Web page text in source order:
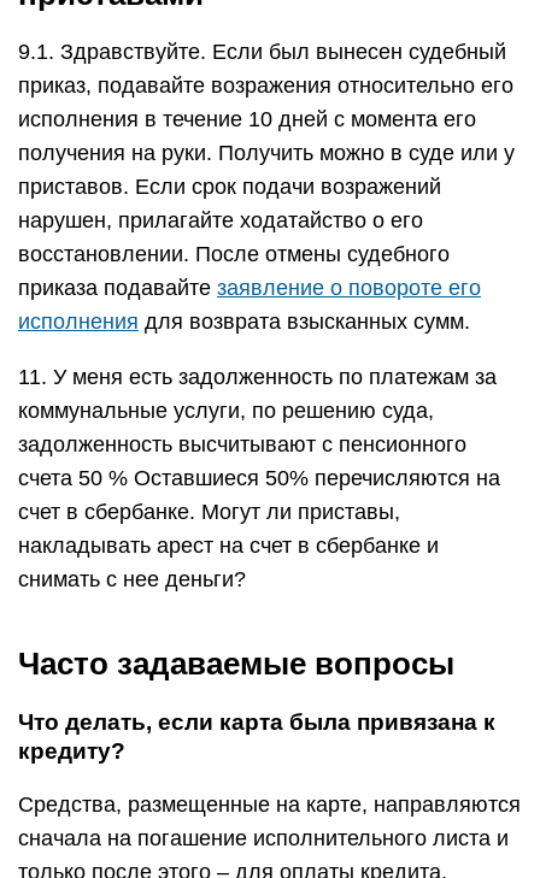
9.1. Здравствуйте. Если был вынесен судебный
приказ, подавайте возражения относительно его
исполнения в течение 10 дней с момента его
получения на руки. Получить можно в суде или у
приставов. Если срок подачи возражений
нарушен, прилагайте ходатайство о его
восстановлении. После отмены судебного
приказа подавайте заявление о повороте его
исполнения для возврата взысканных сумм.
11. У меня есть задолженность по платежам за
коммунальные услуги, по решению суда,
задолженность высчитывают с пенсионного
счета 50 % Оставшиеся 50% перечисляются на
счет в сбербанке. Могут ли приставы,
накладывать арест на счет в сбербанке и
снимать с нее деньги?
Часто задаваемые вопросы
Что делать, если карта была привязана к
кредиту?
Средства, размещенные на карте, направляются
сначала на погашение исполнительного листа и
только после этого – для оплаты кредита.